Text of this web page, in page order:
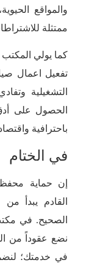
والمواقع
ممتثلة
كما يولي
تفعيل اعمال
التشغيلية
الحصول على
باحترافية
في الختام
إن حماية
القادم يبدأ
الصحيح. في
نضع عقوداً من
في خدمتك؛